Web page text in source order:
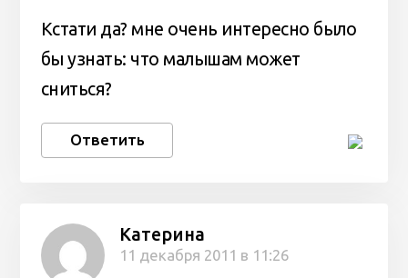
Кстати да? мне очень интересно было
бы узнать: что малышам может
сниться?
Ответить
Катерина
11 декабря 2011 в 11:26